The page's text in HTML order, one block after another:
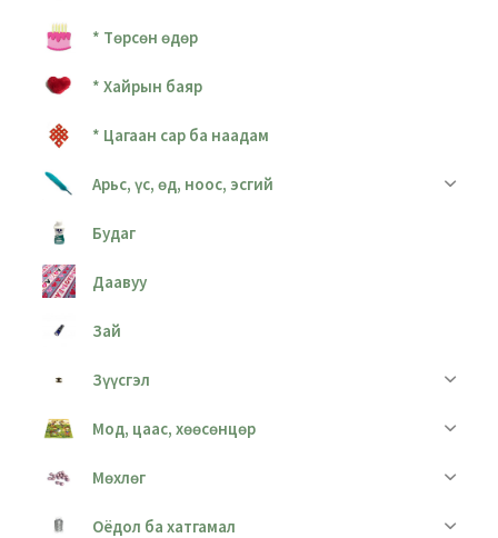
* Төрсөн өдөр
* Хайрын баяр
* Цагаан сар ба наадам
Арьс, үс, өд, ноос, эсгий
Будаг
Даавуу
Зай
Зүүсгэл
Мод, цаас, хөөсөнцөр
Мөхлөг
Оёдол ба хатгамал